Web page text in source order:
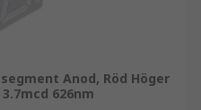
Anod, Röd Höger
626nm